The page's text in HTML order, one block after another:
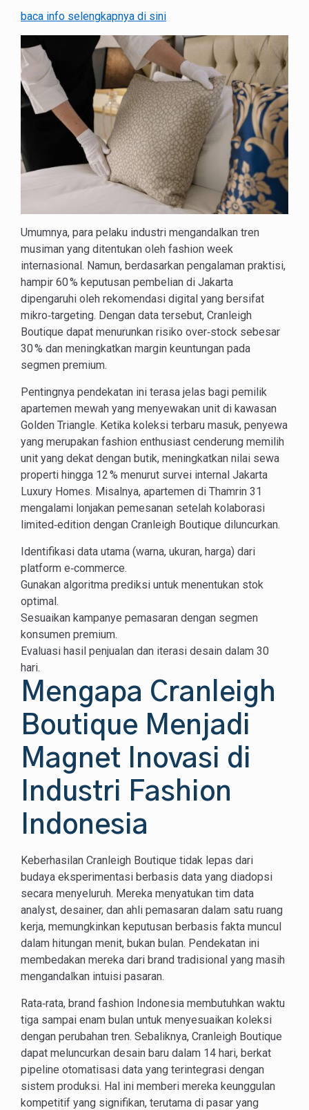
baca info selengkapnya di sini
Umumnya, para pelaku industri mengandalkan tren
musiman yang ditentukan oleh fashion week
internasional. Namun, berdasarkan pengalaman praktisi,
hampir 60 % keputusan pembelian di Jakarta
dipengaruhi oleh rekomendasi digital yang bersifat
mikro‑targeting. Dengan data tersebut, Cranleigh
Boutique dapat menurunkan risiko over‑stock sebesar
30 % dan meningkatkan margin keuntungan pada
segmen premium.
Pentingnya pendekatan ini terasa jelas bagi pemilik
apartemen mewah yang menyewakan unit di kawasan
Golden Triangle. Ketika koleksi terbaru masuk, penyewa
yang merupakan fashion enthusiast cenderung memilih
unit yang dekat dengan butik, meningkatkan nilai sewa
properti hingga 12 % menurut survei internal Jakarta
Luxury Homes. Misalnya, apartemen di Thamrin 31
mengalami lonjakan pemesanan setelah kolaborasi
limited‑edition dengan Cranleigh Boutique diluncurkan.
Identifikasi data utama (warna, ukuran, harga) dari
platform e‑commerce.
Gunakan algoritma prediksi untuk menentukan stok
optimal.
Sesuaikan kampanye pemasaran dengan segmen
konsumen premium.
Evaluasi hasil penjualan dan iterasi desain dalam 30
hari.
Mengapa Cranleigh
Boutique Menjadi
Magnet Inovasi di
Industri Fashion
Indonesia
Keberhasilan Cranleigh Boutique tidak lepas dari
budaya eksperimentasi berbasis data yang diadopsi
secara menyeluruh. Mereka menyatukan tim data
analyst, desainer, dan ahli pemasaran dalam satu ruang
kerja, memungkinkan keputusan berbasis fakta muncul
dalam hitungan menit, bukan bulan. Pendekatan ini
membedakan mereka dari brand tradisional yang masih
mengandalkan intuisi pasaran.
Rata‑rata, brand fashion Indonesia membutuhkan waktu
tiga sampai enam bulan untuk menyesuaikan koleksi
dengan perubahan tren. Sebaliknya, Cranleigh Boutique
dapat meluncurkan desain baru dalam 14 hari, berkat
pipeline otomatisasi data yang terintegrasi dengan
sistem produksi. Hal ini memberi mereka keunggulan
kompetitif yang signifikan, terutama di pasar yang